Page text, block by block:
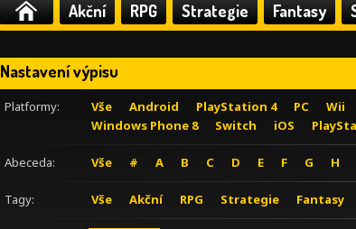
Akční RPG Strategie Fantasy
Nastavení výpisu
Platformy: Vše Android PlayStation 4 PC Wii
Windows Phone 8
Switch iOS
Abeceda: Vše # A B C D E F G H
Tagy: Vše Akční RPG Strategie Fantasy